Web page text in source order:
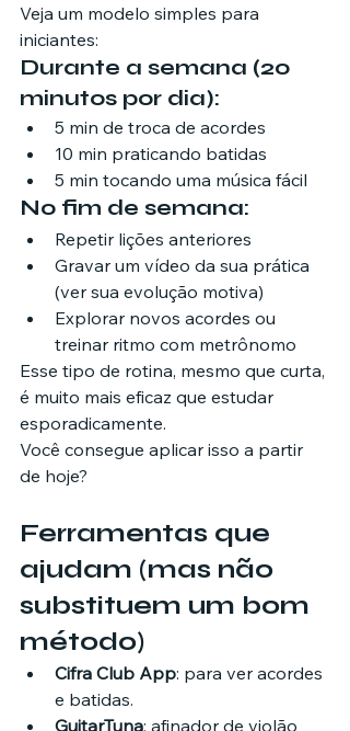
Veja um modelo simples para
iniciantes:
Durante a semana (20
minutos por dia):
5 min de troca de acordes
10 min praticando batidas
5 min tocando uma música fácil
No fim de semana:
Repetir lições anteriores
Gravar um vídeo da sua prática
(ver sua evolução motiva)
Explorar novos acordes ou
treinar ritmo com metrônomo
Esse tipo de rotina, mesmo que curta,
é muito mais eficaz que estudar
esporadicamente.
Você consegue aplicar isso a partir
de hoje?
Ferramentas que
ajudam (mas não
substituem um bom
método)
Cifra Club App: para ver acordes
e batidas.
GuitarTuna: afinador de violão